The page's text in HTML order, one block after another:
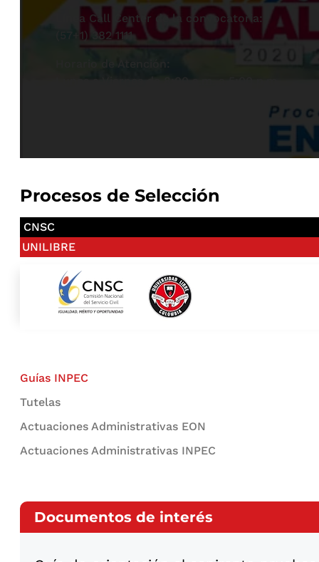
Línea Call Center de la convocatoria:
(57+1) 382 1111
Procesos de Selección
CNSC
UNILIBRE
Guías INPEC
Tutelas
Actuaciones Administrativas EON
Actuaciones Administrativas INPEC
Documentos de interés